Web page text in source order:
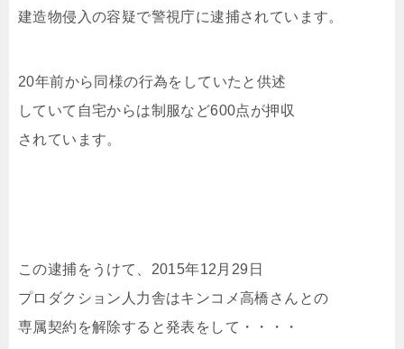
建造物侵入の容疑で警視庁に逮捕されています。
20年前から同様の行為をしていたと供述
していて自宅からは制服など600点が押収
されています。
この逮捕をうけて、2015年12月29日
プロダクション人力舎はキンコメ高橋さんとの
専属契約を解除すると発表をして・・・・